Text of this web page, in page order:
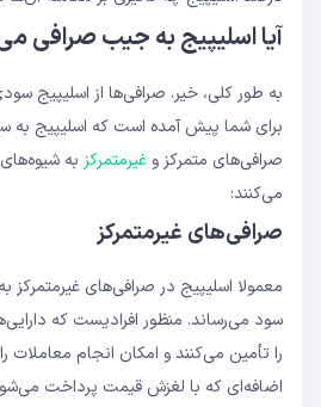
آیا اسلیپیج به جیب صرافی
به طور کلی، خیر. صرافی‌ها از اسلیپیج
برای شما پیش آمده است که اسلیپیج به
صرافی‌های متمرکز و غیرمتمرکز به
می‌کنند:
صرافی‌های غیرمتمرکز
معمولا اسلیپیج در صرافی‌های غیرمتمرکز
سود می‌رساند. منظور افرادیست که
را تأمین می‌کنند و امکان انجام معاملات
اضافه‌ای که با لغزش قیمت پرداخت